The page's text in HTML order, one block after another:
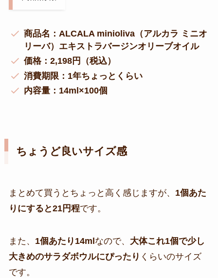
商品名：ALCALA minioliva（アルカラ ミニオ
リーバ）エキストラバージンオリーブオイル
価格：2,198円（税込）
消費期限：1年ちょっとくらい
内容量：14ml×100個
ちょうど良いサイズ感
まとめて買うとちょっと高く感じますが、 1個あた
りにすると21円程です。
また、 1個あたり14ml なので、 大体これ1個で少し
大きめのサラダボウルにぴったり くらいのサイズ
です。